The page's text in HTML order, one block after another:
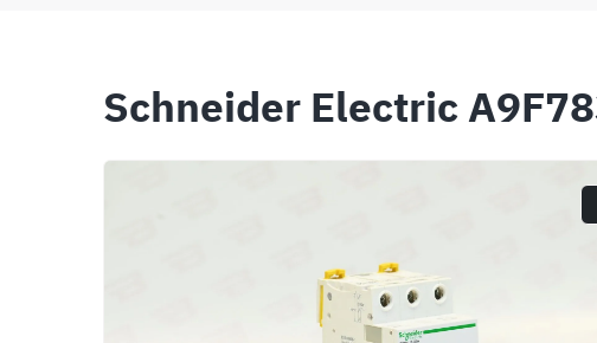
Schneider Electric